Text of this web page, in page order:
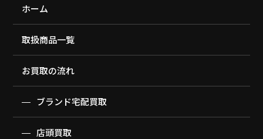
ホーム
取扱商品一覧
お買取の流れ
ブランド宅配買取
店頭買取